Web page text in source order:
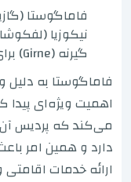
فاماگوستا
نیکوزیا
گیرنه (Girne) برای برخی از دانشگاه‌های خصوصی.
اهمیت ویژه‌ای
دارد و همین امر
ارائه خدمات